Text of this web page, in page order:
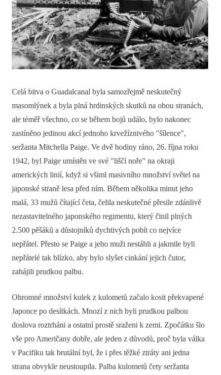
Celá bitva o Guadalcanal byla samozřejmě neskutečný
masomlýnek a byla plná hrdinských skutků na obou stranách,
ale téměř všechno, co se během bojů událo, bylo nakonec
zastíněno jedinou akcí jednoho krvežíznivého "šílence",
seržanta Mitchella Paige. Ve dvě hodiny ráno, 26. října roku
1942, byl Paige umístěn ve své "liščí noře" na okraji
amerických linií, když si všiml masivního množství světel na
japonské straně lesa před ním. Během několika minut jeho
malá, 33 mužů čítající četa, čelila neskutečné přesile zdánlivě
nezastavitelného japonského regimentu, který činil plných
2.500 pěšáků a důstojníků dychtivých pobít co nejvíce
nepřátel. Přesto se Paige a jeho muži nestáhli a jakmile byli
nepřátelé tak blízko, aby bylo slyšet cinkání jejich čutor,
zahájili prudkou palbu.
Ohromné množství kulek z kulometů začalo kosit překvapené
Japonce po desítkách. Mnozí z nich byli prudkou palbou
doslova roztrháni a ostatní prostě sraženi k zemi. Zpočátku šlo
vše pro Američany dobře, ale jeden z důvodů, proč byla válka
v Pacifiku tak brutální byl, že i přes těžké ztráty ani jedna
strana obvykle neustoupila. Palba kulometů čety seržanta